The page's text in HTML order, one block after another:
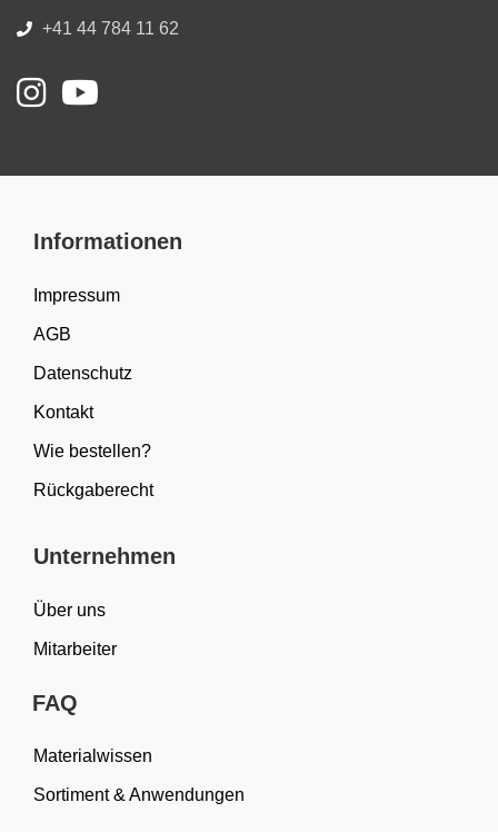
+41 44 784 11 62
Informationen
Impressum
AGB
Datenschutz
Kontakt
Wie bestellen?
Rückgaberecht
Unternehmen
Über uns
Mitarbeiter
FAQ
Materialwissen
Sortiment & Anwendungen